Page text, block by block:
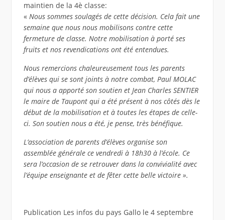
maintien de la 4è classe:
« Nous sommes soulagés de cette décision. Cela fait une
semaine que nous nous mobilisons contre cette
fermeture de classe. Notre mobilisation à porté ses
fruits et nos revendications ont été entendues.
Nous remercions chaleureusement tous les parents
d’élèves qui se sont joints à notre combat, Paul MOLAC
qui nous a apporté son soutien et Jean Charles SENTIER
le maire de Taupont qui a été présent à nos côtés dès le
début de la mobilisation et à toutes les étapes de celle-
ci. Son soutien nous a été, je pense, très bénéfique.
L’association de parents d’élèves organise son
assemblée générale ce vendredi à 18h30 à l’école. Ce
sera l’occasion de se retrouver dans la convivialité avec
l’équipe enseignante et de fêter cette belle victoire ».
Publication Les infos du pays Gallo le 4 septembre